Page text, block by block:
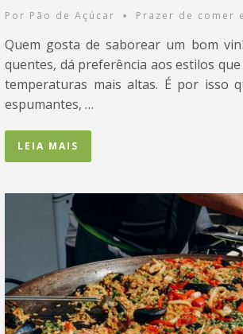
Por Pão de Açúcar • Prazer de comer
Quem gosta de saborear um bom
quentes, dá preferência aos estilos
temperaturas mais altas. É por isso
espumantes, …
LEIA MAIS